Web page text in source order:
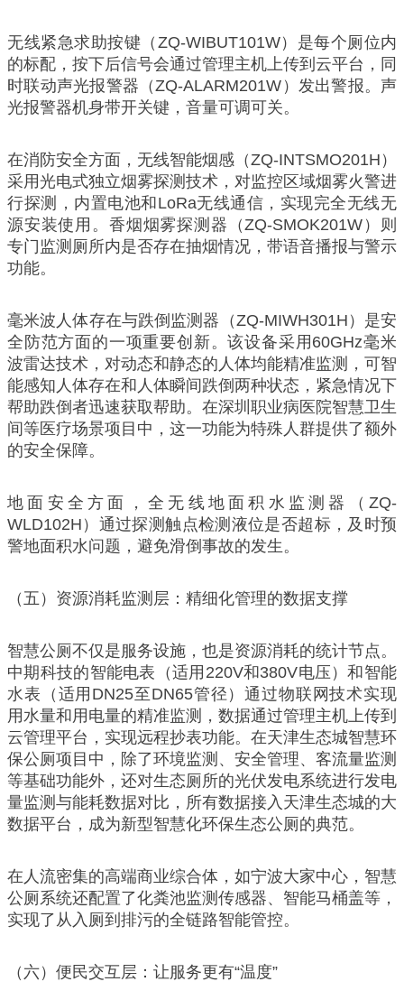
无线紧急求助按键（ZQ-WIBUT101W）是每个厕位内
的标配，按下后信号会通过管理主机上传到云平台，同
时联动声光报警器（ZQ-ALARM201W）发出警报。声
光报警器机身带开关键，音量可调可关。
在消防安全方面，无线智能烟感（ZQ-INTSMO201H）
采用光电式独立烟雾探测技术，对监控区域烟雾火警进
行探测，内置电池和LoRa无线通信，实现完全无线无
源安装使用。香烟烟雾探测器（ZQ-SMOK201W）则
专门监测厕所内是否存在抽烟情况，带语音播报与警示
功能。
毫米波人体存在与跌倒监测器（ZQ-MIWH301H）是安
全防范方面的一项重要创新。该设备采用60GHz毫米
波雷达技术，对动态和静态的人体均能精准监测，可智
能感知人体存在和人体瞬间跌倒两种状态，紧急情况下
帮助跌倒者迅速获取帮助。在深圳职业病医院智慧卫生
间等医疗场景项目中，这一功能为特殊人群提供了额外
的安全保障。
地面安全方面，全无线地面积水监测器（ZQ-
WLD102H）通过探测触点检测液位是否超标，及时预
警地面积水问题，避免滑倒事故的发生。
（五）资源消耗监测层：精细化管理的数据支撑
智慧公厕不仅是服务设施，也是资源消耗的统计节点。
中期科技的智能电表（适用220V和380V电压）和智能
水表（适用DN25至DN65管径）通过物联网技术实现
用水量和用电量的精准监测，数据通过管理主机上传到
云管理平台，实现远程抄表功能。在天津生态城智慧环
保公厕项目中，除了环境监测、安全管理、客流量监测
等基础功能外，还对生态厕所的光伏发电系统进行发电
量监测与能耗数据对比，所有数据接入天津生态城的大
数据平台，成为新型智慧化环保生态公厕的典范。
在人流密集的高端商业综合体，如宁波大家中心，智慧
公厕系统还配置了化粪池监测传感器、智能马桶盖等，
实现了从入厕到排污的全链路智能管控。
（六）便民交互层：让服务更有“温度”